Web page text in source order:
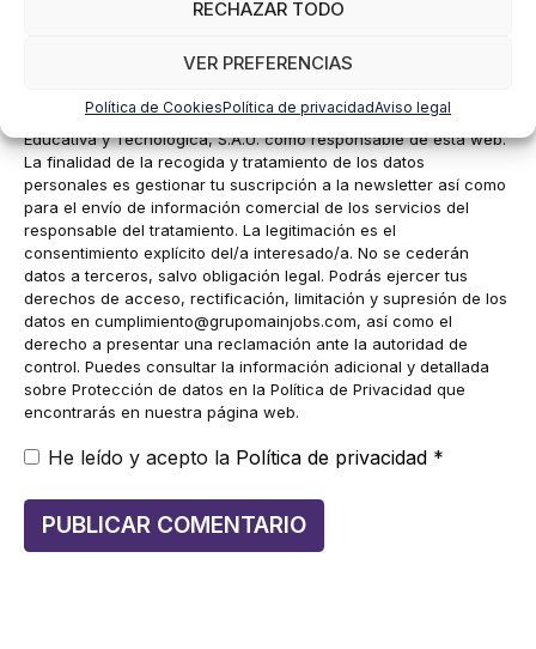
RECHAZAR TODO
VER PREFERENCIAS
Política de CookiesPolítica de privacidadAviso legal
presente formulario serán tratados por Mainjobs Internacional
Educativa y Tecnológica, S.A.U. como responsable de esta web.
La finalidad de la recogida y tratamiento de los datos
personales es gestionar tu suscripción a la newsletter así como
para el envío de información comercial de los servicios del
responsable del tratamiento. La legitimación es el
consentimiento explícito del/a interesado/a. No se cederán
datos a terceros, salvo obligación legal. Podrás ejercer tus
derechos de acceso, rectificación, limitación y supresión de los
datos en cumplimiento@grupomainjobs.com, así como el
derecho a presentar una reclamación ante la autoridad de
control. Puedes consultar la información adicional y detallada
sobre Protección de datos en la Política de Privacidad que
encontrarás en nuestra página web.
He leído y acepto la Política de privacidad *